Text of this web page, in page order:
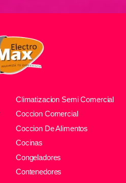
Climatizacion Semi Comercial
Coccion Comercial
Coccion De Alimentos
Cocinas
Congeladores
Contenedores